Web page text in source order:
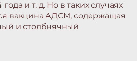
года и т. д. Но в таких случаях
вакцина АДСМ, содержащая
и столбнячный